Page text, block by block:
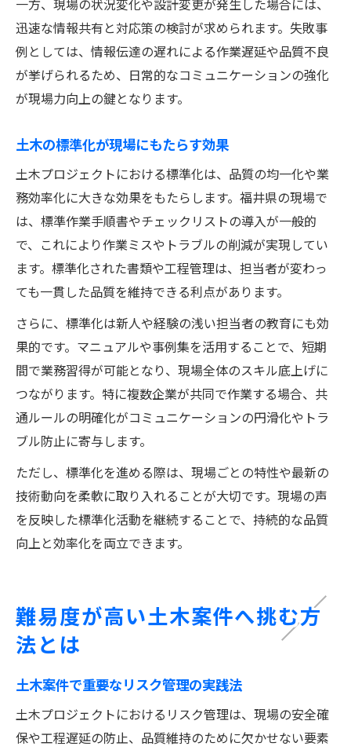
迅速な情報共有と対応策の検討が求められます。失敗事
例としては、情報伝達の遅れによる作業遅延や品質不良
が挙げられるため、日常的なコミュニケーションの強化
が現場力向上の鍵となります。
土木の標準化が現場にもたらす効果
土木プロジェクトにおける標準化は、品質の均一化や業
務効率化に大きな効果をもたらします。福井県の現場で
は、標準作業手順書やチェックリストの導入が一般的
で、これにより作業ミスやトラブルの削減が実現してい
ます。標準化された書類や工程管理は、担当者が変わっ
ても一貫した品質を維持できる利点があります。
さらに、標準化は新人や経験の浅い担当者の教育にも効
果的です。マニュアルや事例集を活用することで、短期
間で業務習得が可能となり、現場全体のスキル底上げに
つながります。特に複数企業が共同で作業する場合、共
通ルールの明確化がコミュニケーションの円滑化やトラ
ブル防止に寄与します。
ただし、標準化を進める際は、現場ごとの特性や最新の
技術動向を柔軟に取り入れることが大切です。現場の声
を反映した標準化活動を継続することで、持続的な品質
向上と効率化を両立できます。
難易度が高い土木案件へ挑む方
法とは
土木案件で重要なリスク管理の実践法
土木プロジェクトにおけるリスク管理は、現場の安全確
保や工程遅延の防止、品質維持のために欠かせない要素